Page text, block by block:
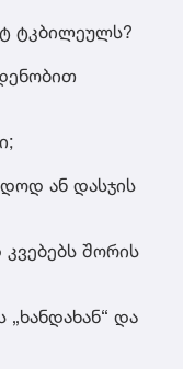
ტკბილეულს?
ან დასჯის
შორის
და